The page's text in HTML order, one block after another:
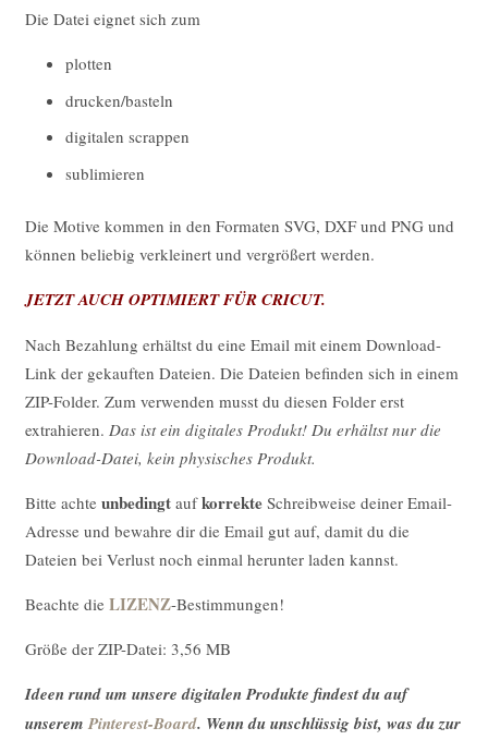
Die Datei eignet sich zum
plotten
drucken/basteln
digitalen scrappen
sublimieren
Die Motive kommen in den Formaten SVG, DXF und PNG und
können beliebig verkleinert und vergrößert werden.
JETZT AUCH OPTIMIERT FÜR CRICUT.
Nach Bezahlung erhältst du eine Email mit einem Download-
Link der gekauften Dateien. Die Dateien befinden sich in einem
ZIP-Folder. Zum verwenden musst du diesen Folder erst
extrahieren. Das ist ein digitales Produkt! Du erhältst nur die
Download-Datei, kein physisches Produkt.
Bitte achte unbedingtaufkorrekteSchreibweise deiner Email-
Adresse und bewahre dir die Email gut auf, damit du die
Dateien bei Verlust noch einmal herunter laden kannst.
Beachte die LIZENZ-Bestimmungen!
Größe der ZIP-Datei: 3,56 MB
Ideen rund um unsere digitalen Produkte findest du auf
unserem Pinterest-Board. Wenn du unschlüssig bist, was du zur